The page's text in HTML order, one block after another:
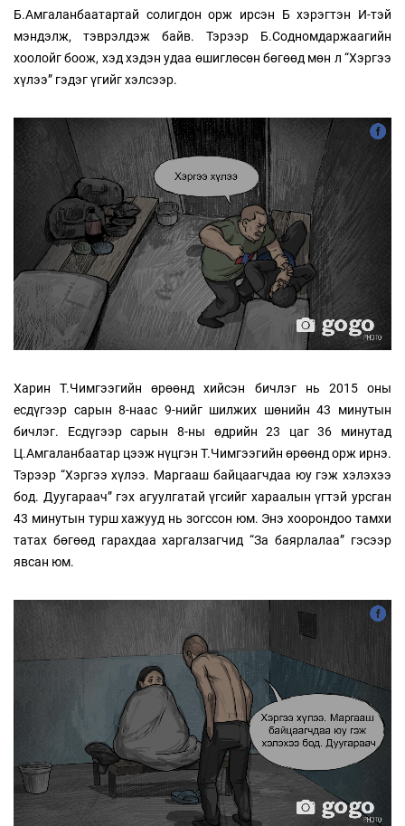
Б.Амгаланбаатартай солигдон орж ирсэн Б хэрэгтэн И-тэй
мэндэлж, тэврэлдэж байв. Тэрээр Б.Содномдаржаагийн
хоолойг боож, хэд хэдэн удаа өшиглөсөн бөгөөд мөн л “Хэргээ
хүлээ” гэдэг үгийг хэлсээр.
Харин Т.Чимгээгийн өрөөнд хийсэн бичлэг нь 2015 оны
есдүгээр сарын 8-наас 9-нийг шилжих шөнийн 43 минутын
бичлэг. Есдүгээр сарын 8-ны өдрийн 23 цаг 36 минутад
Ц.Амгаланбаатар цээж нүцгэн Т.Чимгээгийн өрөөнд орж ирнэ.
Тэрээр “Хэргээ хүлээ. Маргааш байцаагчдаа юу гэж хэлэхээ
бод. Дуугараач” гэх агуулгатай үгсийг хараалын үгтэй урсган
43 минутын турш хажууд нь зогссон юм. Энэ хоорондоо тамхи
татах бөгөөд гарахдаа харгалзагчид “За баярлалаа” гэсээр
явсан юм.